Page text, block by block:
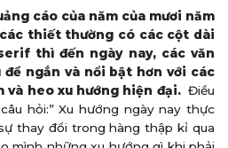
cáo của năm của mươi năm
thiết thường có các cột dài
thì đến ngày nay, các văn
ngắn và nổi bật hơn với các
và heo xu hướng hiện đại. Điều
hỏi:” Xu hướng ngày nay thực
thay đổi trong hàng thập kỉ qua